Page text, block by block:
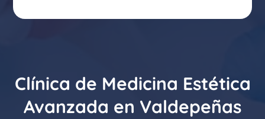
Clínica de Medicina Estética
Avanzada en Valdepeñas